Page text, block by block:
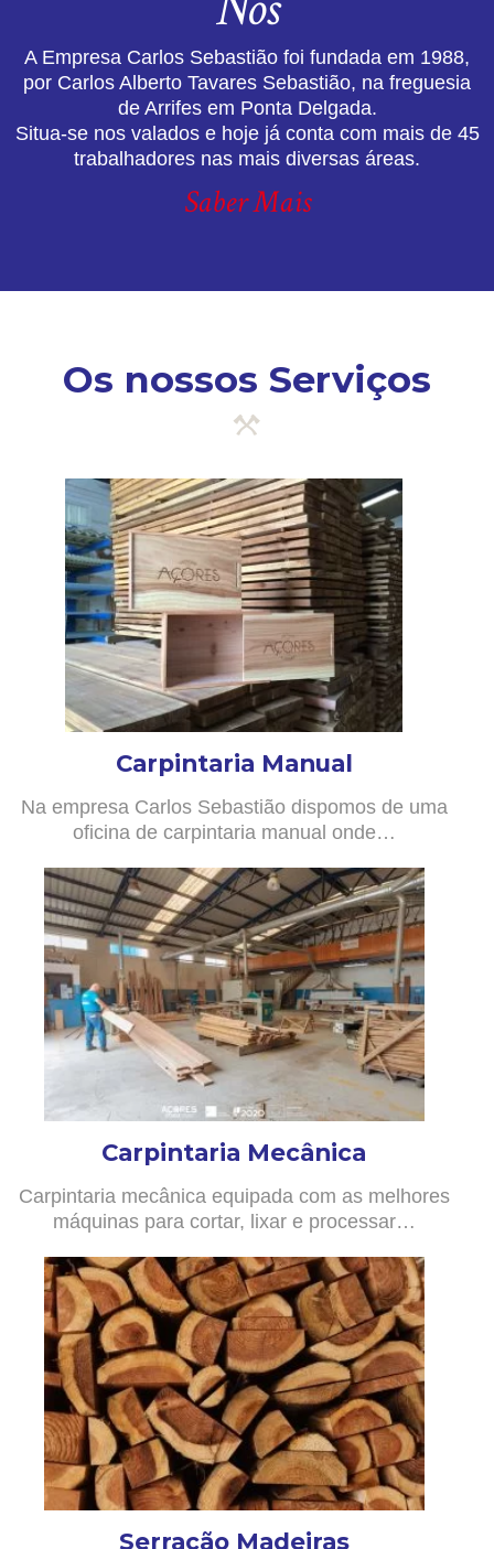
A Empresa Carlos Sebastião foi fundada em 1988,
por Carlos Alberto Tavares Sebastião, na freguesia
de Arrifes em Ponta Delgada.
Situa-se nos valados e hoje já conta com mais de 45
trabalhadores nas mais diversas áreas.
Saber Mais
Os nossos Serviços
Carpintaria Manual
Na empresa Carlos Sebastião dispomos de uma
oficina de carpintaria manual onde…
Carpintaria Mecânica
Carpintaria mecânica equipada com as melhores
máquinas para cortar, lixar e processar…
Serração Madeiras